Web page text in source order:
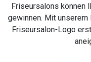
Friseursalons können
gewinnen. Mit
Friseursalon-Logo